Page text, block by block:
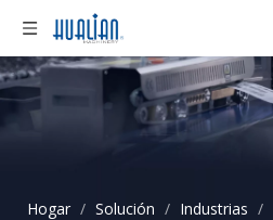
Hogar / Solución / Industrias /